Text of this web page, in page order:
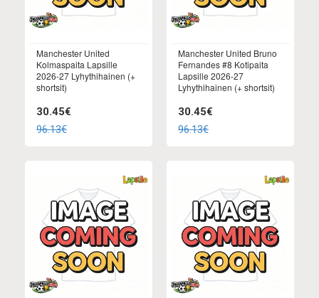
Manchester United
Kolmaspaita Lapsille
2026-27 Lyhythihainen (+
shortsit)
30.45€
96.13€
Manchester United Bruno
Fernandes #8 Kotipaita
Lapsille 2026-27
Lyhythihainen (+ shortsit)
30.45€
96.13€